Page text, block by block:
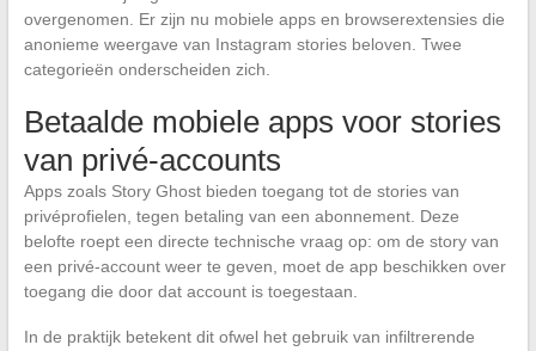
overgenomen. Er zijn nu mobiele apps en browserextensies die
anonieme weergave van Instagram stories beloven. Twee
categorieën onderscheiden zich.
Betaalde mobiele apps voor stories
van privé-accounts
Apps zoals Story Ghost bieden toegang tot de stories van
privéprofielen, tegen betaling van een abonnement. Deze
belofte roept een directe technische vraag op: om de story van
een privé-account weer te geven, moet de app beschikken over
toegang die door dat account is toegestaan.
In de praktijk betekent dit ofwel het gebruik van infiltrerende